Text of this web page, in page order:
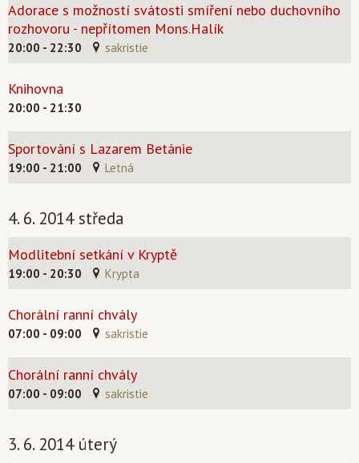
Adorace s možností svátosti smíření nebo duchovního
rozhovoru - nepřítomen Mons.Halík
20:00 - 22:30 sakristie
Knihovna
20:00 - 21:30
Sportování s Lazarem Betánie
19:00 - 21:00 Letná
4. 6. 2014 středa
Modlitební setkání v Kryptě
19:00 - 20:30 Krypta
Chorální ranní chvály
07:00 - 09:00 sakristie
Chorální ranní chvály
07:00 - 09:00 sakristie
3. 6. 2014 úterý